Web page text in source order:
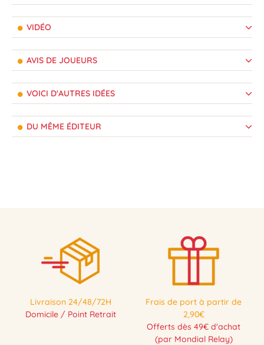
VIDÉO
AVIS DE JOUEURS
VOICI D'AUTRES IDÉES
DU MÊME ÉDITEUR
Livraison 24/48/72H
Domicile / Point Retrait
Frais de port à partir de
2,90€
Offerts dès 49€ d'achat
(par Mondial Relay)